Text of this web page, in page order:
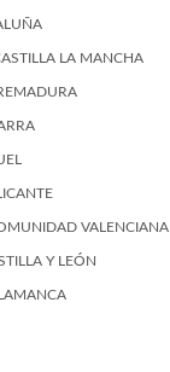
LA MANCHA
VALENCIANA
Y LEÓN